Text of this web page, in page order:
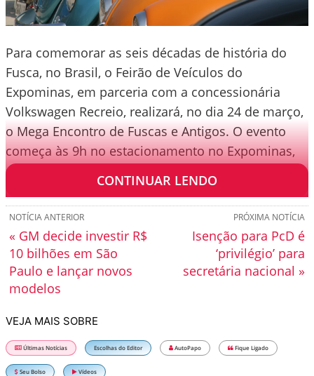
Para comemorar as seis décadas de história do
Fusca, no Brasil, o Feirão de Veículos do
Expominas, em parceria com a concessionária
Volkswagen Recreio, realizará, no dia 24 de março,
o Mega Encontro de Fuscas e Antigos. O evento
começa às 9h no estacionamento no Expominas,
em Belo Horizonte (MG).
CONTINUAR LENDO
PRÓXIMA NOTÍCIA
Isenção para PcD é
‘privilégio’ para
secretária nacional »
NOTÍCIA ANTERIOR
« GM decide investir R$
10 bilhões em São
Paulo e lançar novos
modelos
VEJA MAIS SOBRE
Últimas Notícias Escolhas do Editor AutoPapo Fique Ligado
Seu Bolso Vídeos